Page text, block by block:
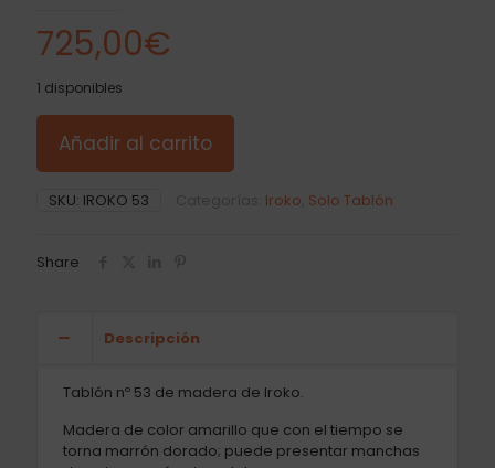
725,00€
1 disponibles
Añadir al carrito
SKU: IROKO 53 Iroko Solo Tablón
Share
Descripción
Tablón nº 53 de madera de Iroko.
Madera de color amarillo que con el tiempo se
torna marrón dorado; puede presentar manchas